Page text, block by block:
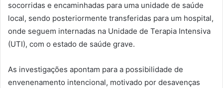
socorridas e encaminhadas para uma unidade de saúde
local, sendo posteriormente transferidas para um hospital,
onde seguem internadas na Unidade de Terapia Intensiva
(UTI), com o estado de saúde grave.
As investigações apontam para a possibilidade de
envenenamento intencional, motivado por desavenças